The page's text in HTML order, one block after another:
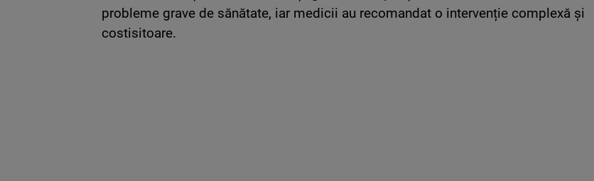
probleme grave de sănătate, iar medicii au recomandat o intervenție complexă și
costisitoare.